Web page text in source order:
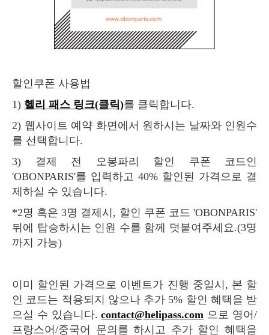
할인쿠폰 사용법
헬리 패스 링크(클릭)를 클릭합니다.
2) 웹사이트 예약 화면에서 원하시는 날짜와 인원수
를 선택합니다.
3) 결제 전 오봉파리 할인 쿠폰 코드인
'OBONPARIS'를 입력하고 40% 할인된 가격으로 결
제하실 수 있습니다.
*2명 혹은 3명 결제시, 할인 쿠폰 코드 'OBONPARIS'
뒤에 탑승하시는 인원 수를 함께 덧붙여주세요.(3명
까지 가능)
이미 할인된 가격으로 이벤트가 진행 중일시, 본 할
인 코드는 적용되지 않으나 추가 5% 할인 혜택을 받
으실 수 있습니다.contact@helipass.com 으로 영어/
프랑스어/중국어 문의를 하시고 추가 할인 혜택을